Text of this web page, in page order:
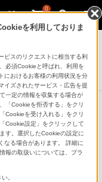
0
]
を利用しておりま
ビスのリクエストに相当する利
必須Cookieと呼ばれ、利用を
におけるお客様の利用状況を分
イズされたサービス・広告を提
一定の情報を収集する場合が
「Cookieを拒否する」をクリ
Cookieを受け入れる」をクリ
Cookie設定」をクリックして
す。選択したCookieの設定に
なる場合があります。 詳細に
報の取扱いについては、プラ
。